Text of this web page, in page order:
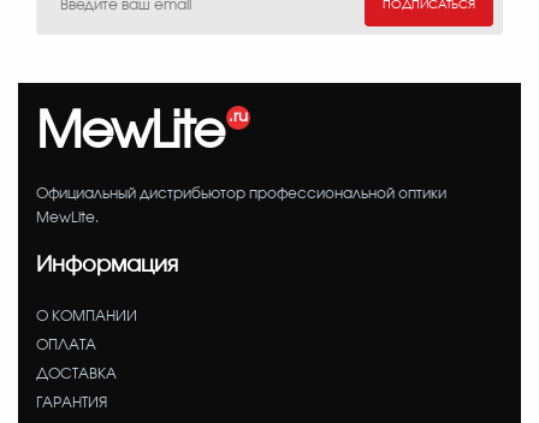
ПОДПИСАТЬСЯ
MewLite
Официальный дистрибьютор профессиональной оптики
MewLite.
Информация
О КОМПАНИИ
ОПЛАТА
ДОСТАВКА
ГАРАНТИЯ